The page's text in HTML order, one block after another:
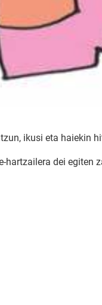
ikusi eta haiekin
hartzailera dei egiten